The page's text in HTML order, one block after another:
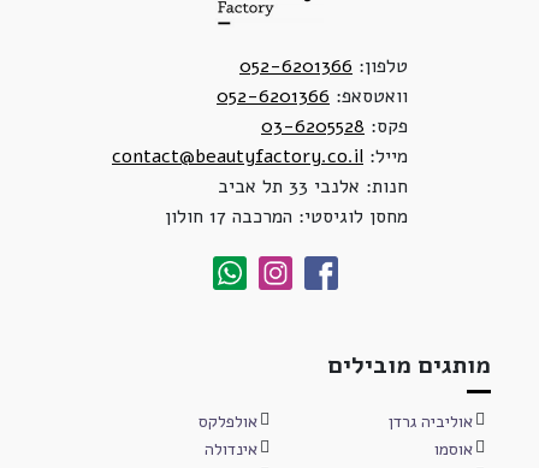
טלפון: 052-6201366
וואטסאפ: 052-6201366
פקס: 03-6205528
מייל: contact@beautyfactory.co.il
חנות: אלנבי 33 תל אביב
מחסן לוגיסטי: המרכבה 17 חולון
מותגים מובילים
אוליביה גרדן
אולפלקס
אוסמו
אינדולה